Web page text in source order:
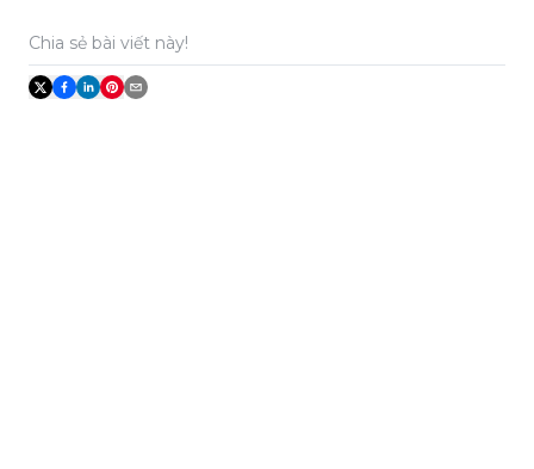
Chia sẻ bài viết này!